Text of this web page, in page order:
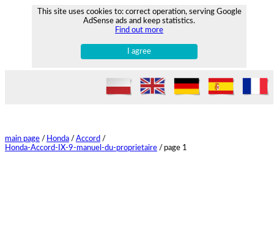
This site uses cookies to: correct operation, serving Google
AdSense ads and keep statistics.
Find out more
I agree
main page / Honda / Accord /
Honda-Accord-IX-9-manuel-du-proprietaire / page 1